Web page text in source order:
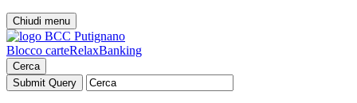
Chiudi menu
Blocco carteRelaxBanking
Cerca